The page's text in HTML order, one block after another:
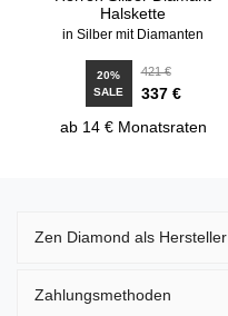
Halskette
in Silber mit Diamanten
20%
SALE
421 €
337 €
ab 14 € Monatsraten
Zen Diamond als Hersteller
Zahlungsmethoden